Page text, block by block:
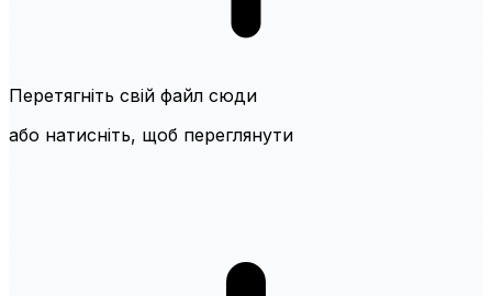
Перетягніть свій файл сюди
або натисніть, щоб переглянути